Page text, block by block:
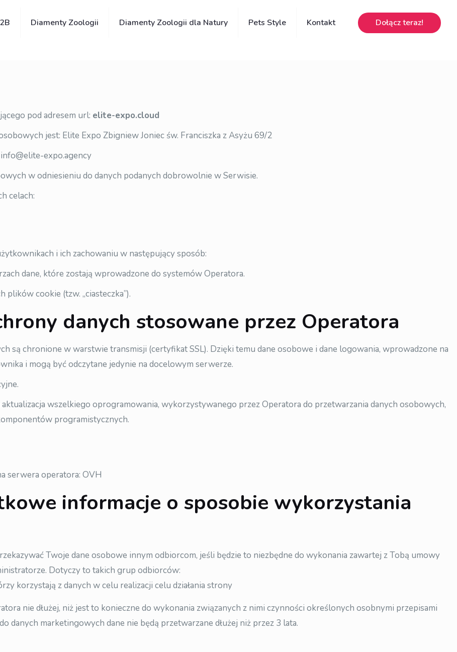
Diamenty Zoologii Diamenty Zoologii dla Natury Pets Style Kontakt Dołącz teraz!
pod adresem url: elite-expo.cloud
jest: Elite Expo Zbigniew Joniec św. Franciszka z Asyżu 69/2
expo.agency
w odniesieniu do danych podanych dobrowolnie w Serwisie.
celach:
i ich zachowaniu w następujący sposób:
dane, które zostają wprowadzone do systemów Operatora.
cookie (tzw. „ciasteczka”).
danych stosowane przez Operatora
są chronione w warstwie transmisji (certyfikat SSL). Dzięki temu dane osobowe i dane logowania, wprowadzone na
i mogą być odczytane jedynie na docelowym serwerze.
wszelkiego oprogramowania, wykorzystywanego przez Operatora do przetwarzania danych osobowych,
programistycznych.
serwera operatora: OVH
informacje o sposobie wykorzystania
Twoje dane osobowe innym odbiorcom, jeśli będzie to niezbędne do wykonania zawartej z Tobą umowy
Dotyczy to takich grup odbiorców:
korzystają z danych w celu realizacji celu działania strony
nie dłużej, niż jest to konieczne do wykonania związanych z nimi czynności określonych osobnymi przepisami
danych marketingowych dane nie będą przetwarzane dłużej niż przez 3 lata.